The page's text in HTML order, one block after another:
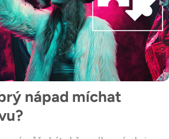
nápad míchat